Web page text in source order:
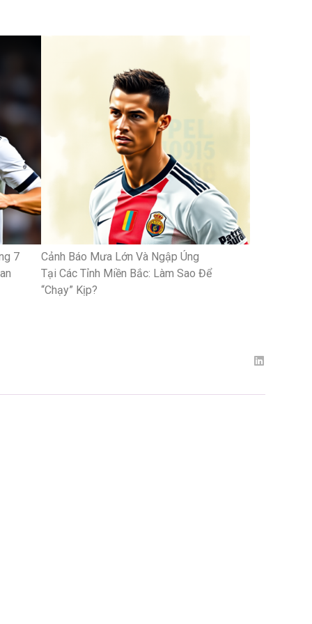
7
Cảnh Báo Mưa Lớn Và Ngập Úng
Tại Các Tỉnh Miền Bắc: Làm Sao Để
“Chạy” Kịp?